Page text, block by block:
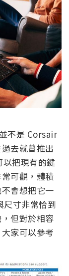
不是 Corsair
去就曾推出
把現有的鍵
可觀，體積
會想把它一
尺寸非常恰到
但對於相容
家可以參考